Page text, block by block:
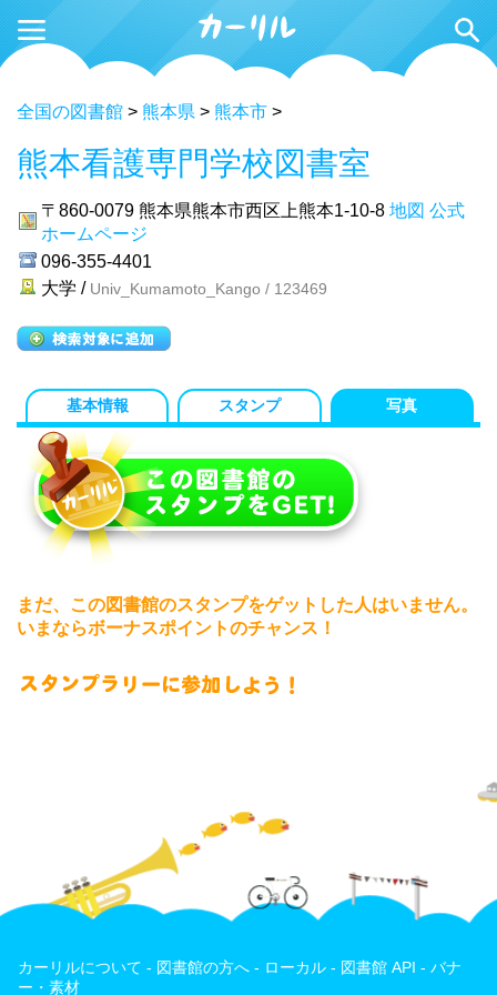
全国の図書館 > 熊本県 > 熊本市 >
熊本看護専門学校図書室
〒860-0079 熊本県熊本市西区上熊本1-10-8 地図 公式
ホームページ
096-355-4401
大学 / Univ_Kumamoto_Kango / 123469
基本情報 スタンプ 写真
まだ、この図書館のスタンプをゲットした人はいません。
いまならボーナスポイントのチャンス！
カーリルについて - 図書館の方へ - ローカル - 図書館 API - バナ
ー・素材